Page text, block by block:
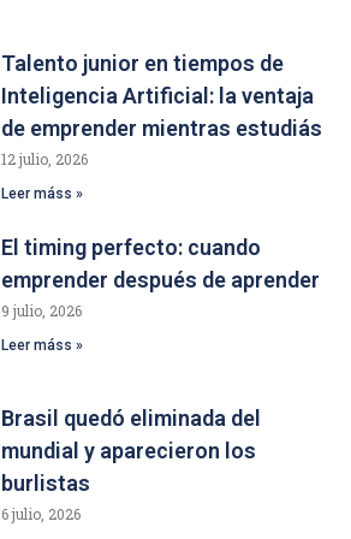
Talento junior en tiempos de
Inteligencia Artificial: la ventaja
de emprender mientras estudiás
12 julio, 2026
Leer máss »
El timing perfecto: cuando
emprender después de aprender
9 julio, 2026
Leer máss »
Brasil quedó eliminada del
mundial y aparecieron los
burlistas
6 julio, 2026